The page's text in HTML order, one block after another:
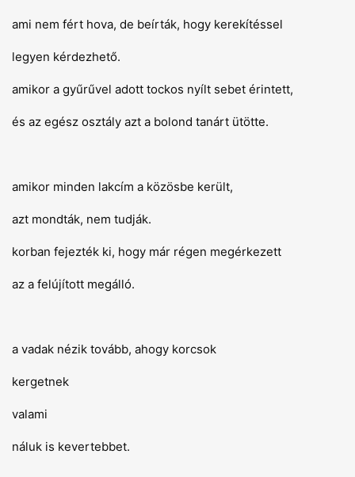
ami nem fért hova, de beírták, hogy kerekítéssel
legyen kérdezhető.
amikor a gyűrűvel adott tockos nyílt sebet érintett,
és az egész osztály azt a bolond tanárt ütötte.
amikor minden lakcím a közösbe került,
azt mondták, nem tudják.
korban fejezték ki, hogy már régen megérkezett
az a felújított megálló.
a vadak nézik tovább, ahogy korcsok
kergetnek
valami
náluk is kevertebbet.